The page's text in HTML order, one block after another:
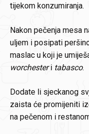
tijekom konzumiranja.
Nakon pečenja mesa
uljem i posipati
maslac u koji je
worchesteri tabasco.
Dodate li sjeckanog
zaista će promijeniti
na pečenom i